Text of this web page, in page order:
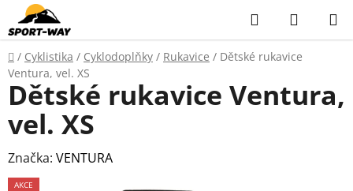
Přejít
na
obsah
Hledat
KOŠÍK
Domů
/ Cyklistika / Cyklodoplňky / Rukavice / Dětské rukavice
Ventura, vel. XS
Dětské rukavice Ventura,
vel. XS
Značka: VENTURA
AKCE